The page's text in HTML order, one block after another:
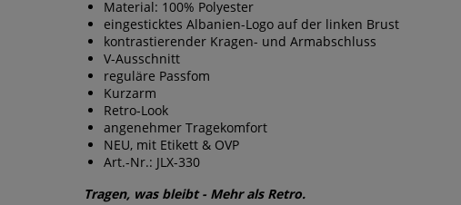
Material: 100% Polyester
eingesticktes Albanien-Logo auf der linken Brust
kontrastierender Kragen- und Armabschluss
V-Ausschnitt
reguläre Passfom
Kurzarm
Retro-Look
angenehmer Tragekomfort
NEU, mit Etikett & OVP
Art.-Nr.: JLX-330
Tragen, was bleibt - Mehr als Retro.